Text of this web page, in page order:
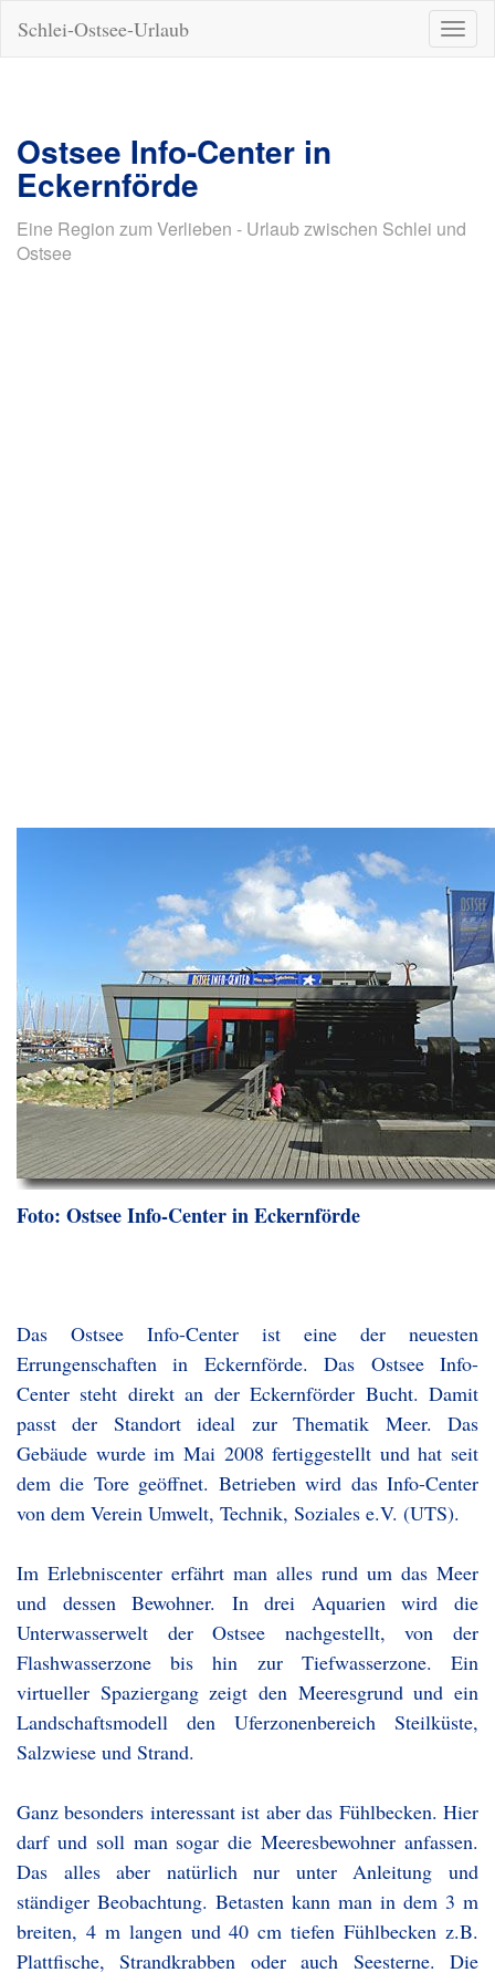
ein-/
Schlei-Ostsee-Urlaub
Ostsee Info-Center in
Eckernförde
Eine Region zum Verlieben - Urlaub zwischen Schlei und
Ostsee
Foto: Ostsee Info-Center in Eckernförde
Das Ostsee Info-Center ist eine der neuesten
Errungenschaften in Eckernförde. Das Ostsee Info-
Center steht direkt an der Eckernförder Bucht. Damit
passt der Standort ideal zur Thematik Meer. Das
Gebäude wurde im Mai 2008 fertiggestellt und hat seit
dem die Tore geöffnet. Betrieben wird das Info-Center
von dem Verein Umwelt, Technik, Soziales e.V. (UTS).
Im Erlebniscenter erfährt man alles rund um das Meer
und dessen Bewohner. In drei Aquarien wird die
Unterwasserwelt der Ostsee nachgestellt, von der
Flashwasserzone bis hin zur Tiefwasserzone. Ein
virtueller Spaziergang zeigt den Meeresgrund und ein
Landschaftsmodell den Uferzonenbereich Steilküste,
Salzwiese und Strand.
Ganz besonders interessant ist aber das Fühlbecken. Hier
darf und soll man sogar die Meeresbewohner anfassen.
Das alles aber natürlich nur unter Anleitung und
ständiger Beobachtung. Betasten kann man in dem 3 m
breiten, 4 m langen und 40 cm tiefen Fühlbecken z.B.
Plattfische, Strandkrabben oder auch Seesterne. Die